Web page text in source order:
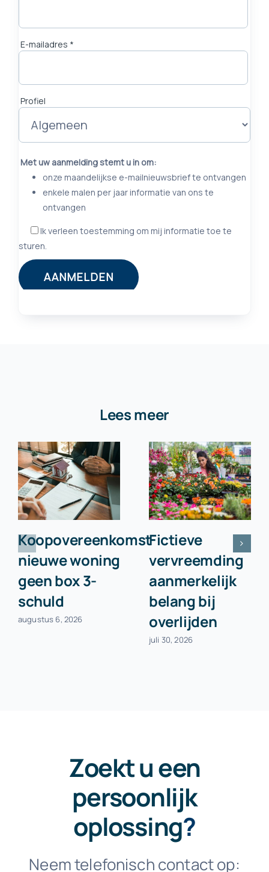
Lees meer
Koopovereenkomst
nieuwe woning
geen box 3-
schuld
augustus 6, 2026
Fictieve
vervreemding
aanmerkelijk
belang bij
overlijden
juli 30, 2026
Zoekt u een
persoonlijk
oplossing?
Neem telefonisch contact op: